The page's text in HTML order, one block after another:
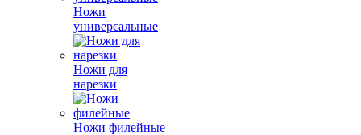
Ножи
универсальные
Ножи для
нарезки
Ножи филейные